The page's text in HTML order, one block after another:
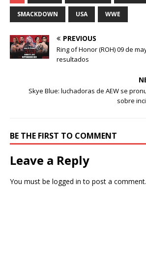
SMACKDOWN USA WWE
PREVIOUS
Ring of Honor (ROH) 09 de
resultados
Skye Blue: luchadoras de AEW se
sobre
BE THE FIRST TO COMMENT
Leave a Reply
You must be logged in to post a comment.